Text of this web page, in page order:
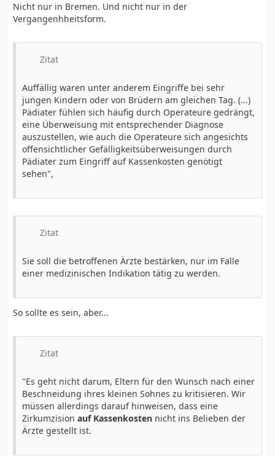
Nicht nur in Bremen. Und nicht nur in der
Vergangenhheitsform.
Zitat
Auffällig waren unter anderem Eingriffe bei sehr
jungen Kindern oder von Brüdern am gleichen Tag. (...)
Pädiater fühlen sich häufig durch Operateure gedrängt,
eine Überweisung mit entsprechender Diagnose
auszustellen, wie auch die Operateure sich angesichts
offensichtlicher Gefälligkeitsüberweisungen durch
Pädiater zum Eingriff auf Kassenkosten genötigt
sehen",
Zitat
Sie soll die betroffenen Ärzte bestärken, nur im Falle
einer medizinischen Indikation tätig zu werden.
So sollte es sein, aber...
Zitat
"Es geht nicht darum, Eltern für den Wunsch nach einer
Beschneidung ihres kleinen Sohnes zu kritisieren. Wir
müssen allerdings darauf hinweisen, dass eine
Zirkumzision auf Kassenkosten nicht ins Belieben der
Ärzte gestellt ist.